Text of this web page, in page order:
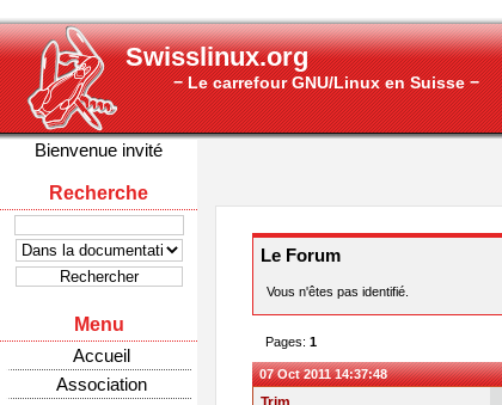
Swisslinux.org
− Le carrefour GNU/Linux en Suisse −
Bienvenue invité
Recherche
Menu
Accueil
Association
Le Forum
Vous n'êtes pas identifié.
Pages: 1
07 Oct 2011 14:37:48